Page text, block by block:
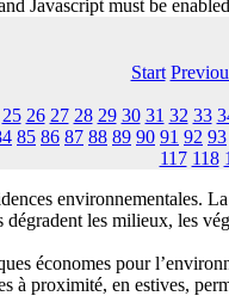
Javascript must be
Start
25 26 27 28 29 30 31 32 33
85 86 87 88 89 90 91 92 93
117 118
environnementales.
les milieux, les
économes pour
proximité, en estives,